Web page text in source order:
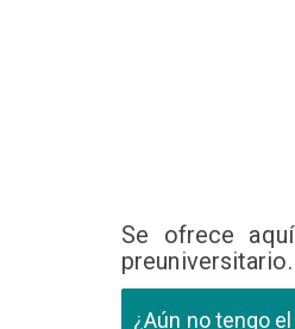
Se ofrece
preuniversitario.
¿Aún no tengo